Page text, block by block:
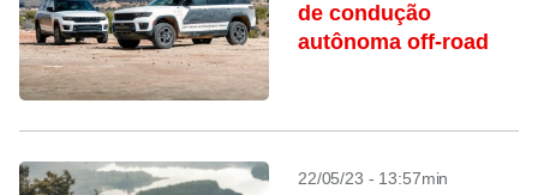
de condução
autônoma off-road
22/05/23 - 13:57min